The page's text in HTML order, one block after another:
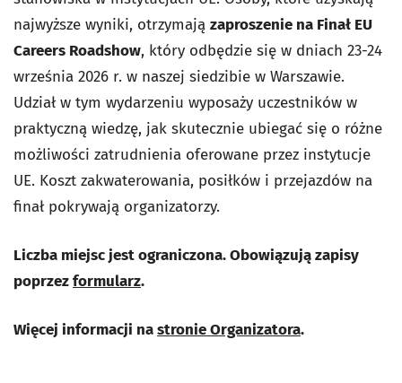
najwyższe wyniki, otrzymają zaproszenie na Finał EU
Careers Roadshow, który odbędzie się w dniach 23-24
września 2026 r. w naszej siedzibie w Warszawie.
Udział w tym wydarzeniu wyposaży uczestników w
praktyczną wiedzę, jak skutecznie ubiegać się o różne
możliwości zatrudnienia oferowane przez instytucje
UE. Koszt zakwaterowania, posiłków i przejazdów na
finał pokrywają organizatorzy.
Liczba miejsc jest ograniczona. Obowiązują zapisy
poprzezformularz.
Więcej informacji nastronie Organizatora.